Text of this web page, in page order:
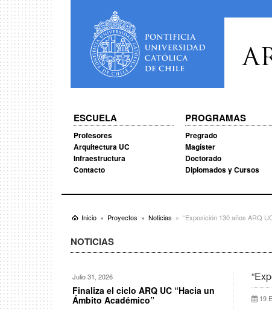
ESCUELA
Profesores
Arquitectura UC
Infraestructura
Contacto
PROGRAMAS
Pregrado
Magíster
Doctorado
Diplomados y Cursos
Inicio Proyectos Noticias “Exposición 130 años ARQ
NOTICIAS
19
Julio 31, 2026
Finaliza el ciclo ARQ UC “Hacia un
Ámbito Académico”